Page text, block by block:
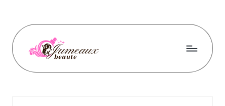
content
J